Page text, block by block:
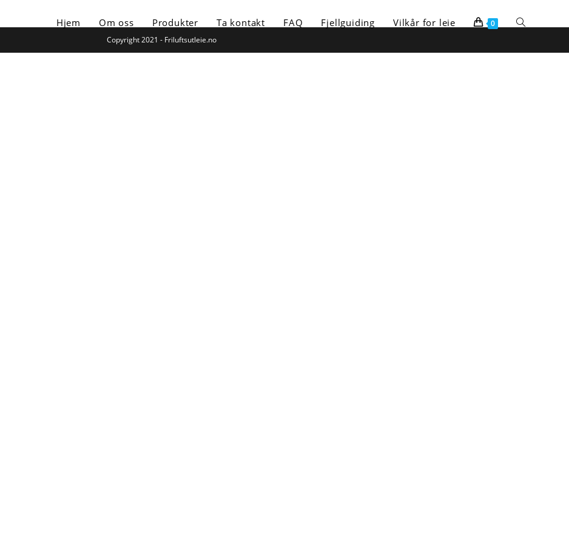
Hjem Om oss Produkter Ta kontakt FAQ Fjellguiding Vilkår for leie 0 Toggle
Copyright 2021 - Friluftsutleie.no